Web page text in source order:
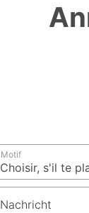
Motif
Nachricht